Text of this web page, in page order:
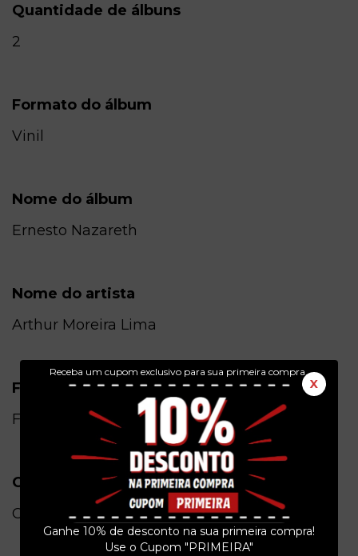
Receba um cupom exclusivo para sua primeira compra.
X
Ganhe 10% de desconto na sua primeira compra!
Use o Cupom "PRIMEIRA"
Quantidade de álbuns
2
Formato do álbum
Vinil
Nome do álbum
Ernesto Nazareth
Nome do artista
Arthur Moreira Lima
Formato
Físico
Gênero
Clássica